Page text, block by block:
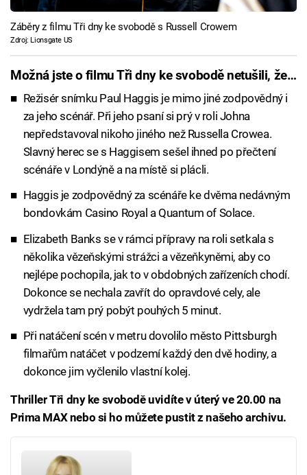
Záběry z filmu Tři dny ke svobodě s Russell Crowem
Zdroj: Lionsgate US
Možná jste o filmu Tři dny ke svobodě netušili, že…
Režisér snímku Paul Haggis je mimo jiné zodpovědný i
za jeho scénář. Při jeho psaní si prý v roli Johna
nepředstavoval nikoho jiného než Russella Crowea.
Slavný herec se s Haggisem sešel ihned po přečtení
scénáře v Londýně a na místě si plácli.
Haggis je zodpovědný za scénáře ke dvěma nedávným
bondovkám Casino Royal a Quantum of Solace.
Elizabeth Banks se v rámci přípravy na roli setkala s
několika vězeňskými strážci a vězeňkyněmi, aby co
nejlépe pochopila, jak to v obdobných zařízeních chodí.
Dokonce se nechala zavřít do opravdové cely, ale
vydržela tam prý pobýt pouhých 5 minut.
Při natáčení scén v metru dovolilo město Pittsburgh
filmařům natáčet v podzemí každý den dvě hodiny, a
dokonce jim vyčlenilo vlastní kolej.
Thriller Tři dny ke svobodě uvidíte v úterý ve 20.00 na
Prima MAX nebo si ho můžete pustit z našeho archivu.